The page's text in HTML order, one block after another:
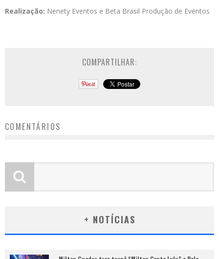
Realização: Nenety Eventos e Beta Brasil Produção de Eventos
COMPARTILHAR:
COMENTÁRIOS
+ NOTÍCIAS